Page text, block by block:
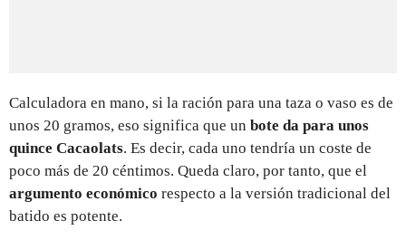
Calculadora en mano, si la ración para una taza o vaso es de
unos 20 gramos, eso significa que un bote da para unos
quince Cacaolats. Es decir, cada uno tendría un coste de
poco más de 20 céntimos. Queda claro, por tanto, que el
argumento económico respecto a la versión tradicional del
batido es potente.